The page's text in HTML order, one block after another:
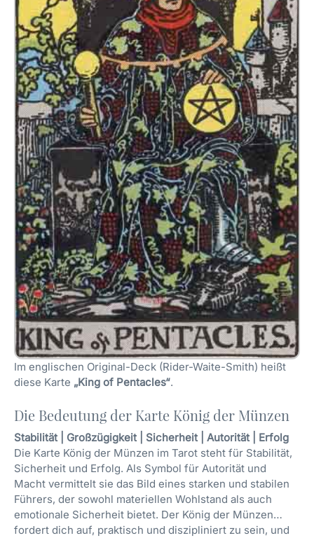
Im englischen Original-Deck (Rider-Waite-Smith) heißt
diese Karte „King of Pentacles“.
Die Bedeutung der Karte König der Münzen
Stabilität | Großzügigkeit | Sicherheit | Autorität | Erfolg
Die Karte König der Münzen im Tarot steht für Stabilität,
Sicherheit und Erfolg. Als Symbol für Autorität und
Macht vermittelt sie das Bild eines starken und stabilen
Führers, der sowohl materiellen Wohlstand als auch
emotionale Sicherheit bietet. Der König der Münzen
fordert dich auf, praktisch und diszipliniert zu sein, und